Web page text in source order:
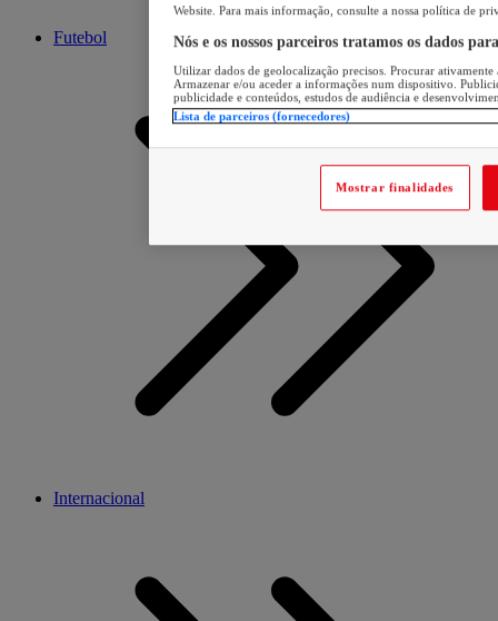
Futebol
Internacional
Website. Para mais informação, consulte a nossa política de
Nós e os nossos parceiros tratamos os dados
Utilizar dados de geolocalização precisos. Procurar
Armazenar e/ou aceder a informações num dispositivo.
publicidade e conteúdos, estudos de audiência e
Lista de parceiros (fornecedores)
Mostrar finalidades